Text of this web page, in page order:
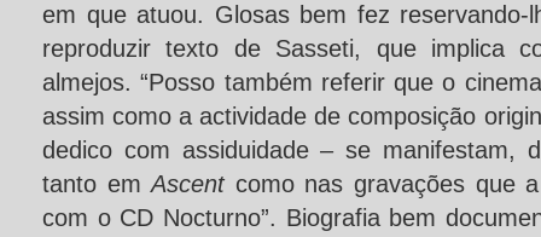
em que atuou. Glosas bem fez reservando-
reproduzir texto de Sasseti, que implica
almejos. “Posso também referir que o
assim como a actividade de composição
dedico com assiduidade – se manifestam,
tanto emAscentcomo nas gravações que
com o CD Nocturno”. Biografia bem